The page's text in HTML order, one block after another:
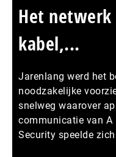
Het
kabel,...
Jarenlang werd het
noodzakelijke
snelweg waarover
communicatie van A
Security speelde